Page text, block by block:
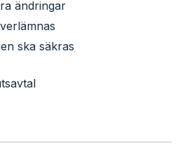
ändringar
ska säkras